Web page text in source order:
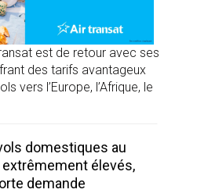
est de retour avec ses
des tarifs avantageux
vers l’Europe, l’Afrique, le
domestiques au
élevés,
demande